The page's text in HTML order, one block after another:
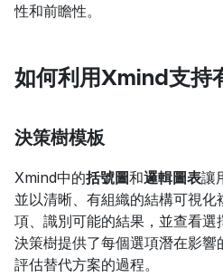
性和前瞻性。
如何利用Xmind支持
決策樹模板
Xmind中的括號圖和邏輯圖表讓
並以清晰、有組織的結構可視
項、識別可能的結果，並查看
決策樹提供了每個選項潛在影
評估替代方案的過程。